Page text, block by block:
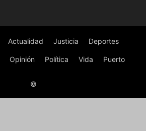
Actualidad Justicia Deportes
Opinión Política Vida Puerto
©